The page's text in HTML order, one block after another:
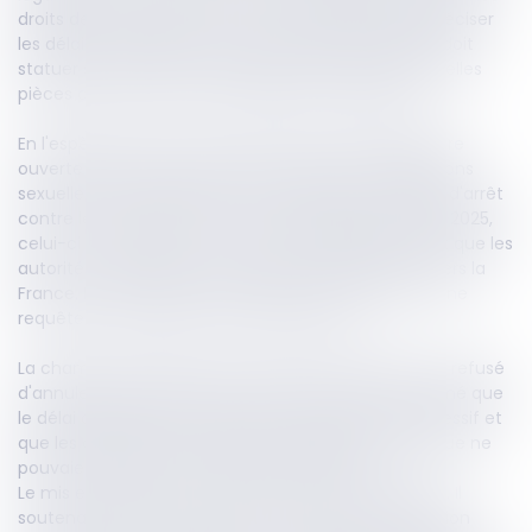
droits de la défense. La Cour de cassation devait préciser
les délais dans lesquels la chambre de l'instruction doit
statuer sur une telle contestation et déterminer quelles
pièces doivent être communiquées à la défense.
En l'espèce, dans le cadre d'une information judiciaire
ouverte notamment des chefs de viols et d'agressions
sexuelles, un juge d'instruction a délivré un mandat d'arrêt
contre le mis en examen. Arrêté au Mexique en juin 2025,
celui-ci a été placé sous écrou extraditionnel avant que les
autorités mexicaines n'accordent son extradition vers la
France. Il a alors saisi la chambre de l'instruction d'une
requête en annulation du mandat d'arrêt.
La chambre de l'instruction a rejeté sa demande et refusé
d'annuler le mandat d'arrêt. Elle a notamment estimé que
le délai de 86 jours mis pour statuer n'était pas excessif et
que les conditions de détention alléguées au Mexique ne
pouvaient justifier la mainlevée du mandat.
Le mis en examen a formé un pourvoi en cassation. Il
soutenait notamment que la chambre de l'instruction